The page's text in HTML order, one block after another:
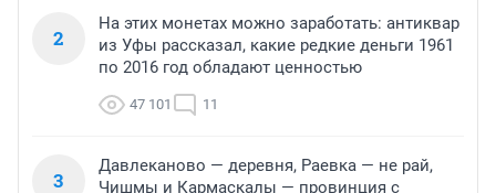
2
На этих монетах можно заработать: антиквар
из Уфы рассказал, какие редкие деньги 1961
по 2016 год обладают ценностью
47 101 11
3
Давлеканово — деревня, Раевка — не рай,
Чишмы и Кармаскалы — провинция с